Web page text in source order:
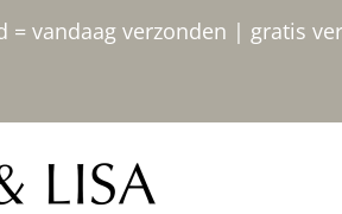
= vandaag verzonden | gratis